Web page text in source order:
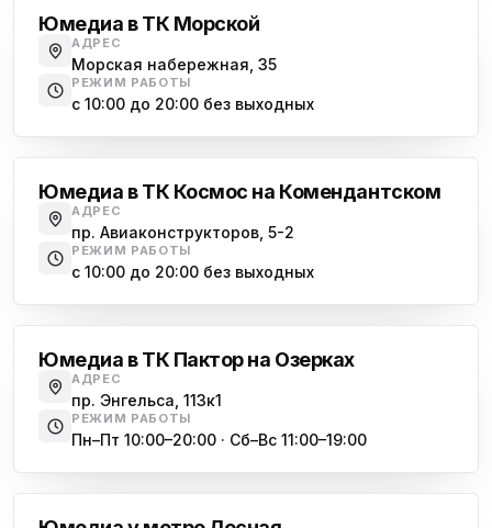
Юмедиа в ТК Морской
АДРЕС
Морская набережная, 35
РЕЖИМ РАБОТЫ
с 10:00 до 20:00 без выходных
Юмедиа в ТК Космос на Комендантском
АДРЕС
пр. Авиаконструкторов, 5-2
РЕЖИМ РАБОТЫ
с 10:00 до 20:00 без выходных
Юмедиа в ТК Пактор на Озерках
АДРЕС
пр. Энгельса, 113к1
РЕЖИМ РАБОТЫ
Пн–Пт 10:00–20:00 · Сб–Вс 11:00–19:00